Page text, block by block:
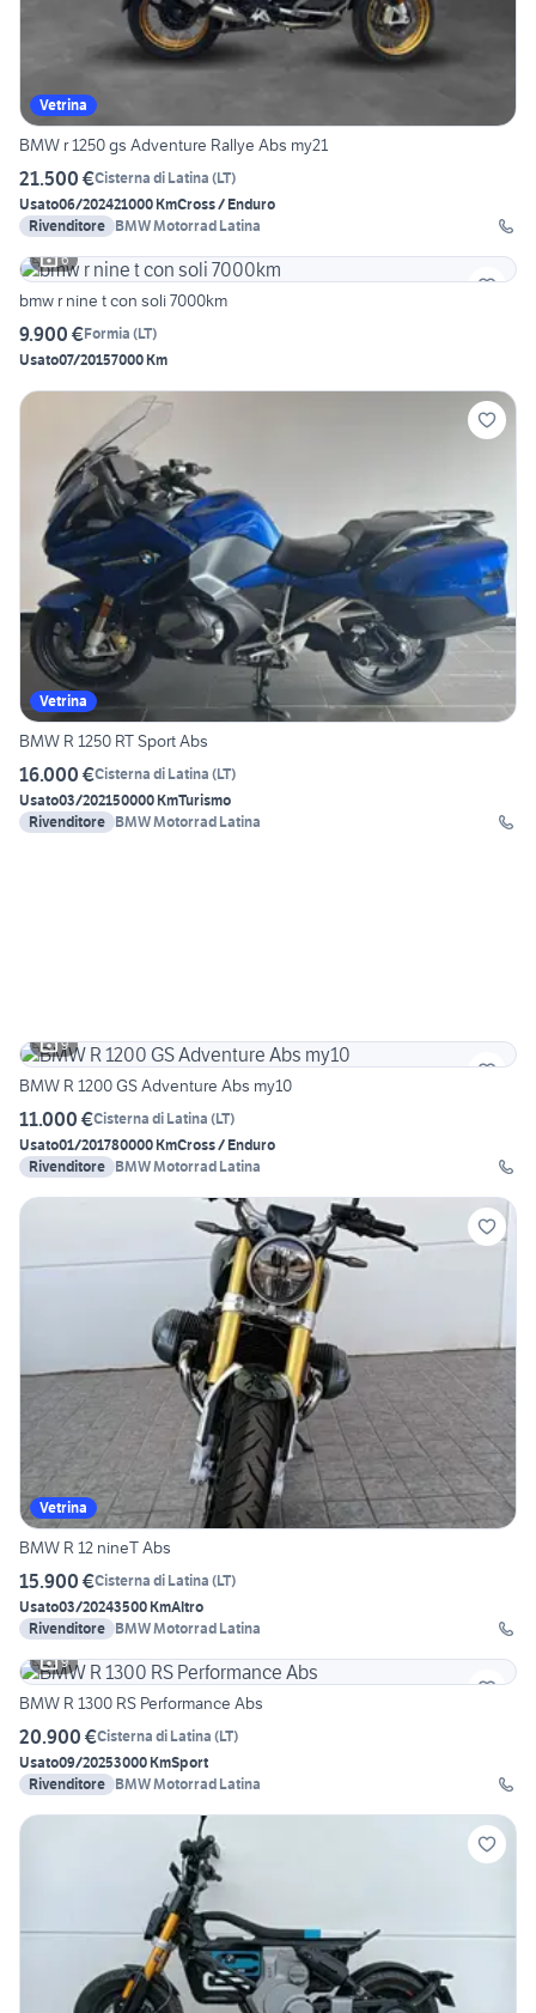
Vetrina
BMW r 1250 gs Adventure Rallye Abs my21
21.500 €Cisterna di Latina (LT)
Usato06/202421000 KmCross / Enduro
Rivenditore BMW Motorrad Latina
6
bmw r nine t con soli 7000km
9.900 €Formia (LT)
Usato07/20157000 Km
Vetrina
BMW R 1250 RT Sport Abs
16.000 €Cisterna di Latina (LT)
Usato03/202150000 KmTurismo
Rivenditore BMW Motorrad Latina
9
BMW R 1200 GS Adventure Abs my10
11.000 €Cisterna di Latina (LT)
Usato01/201780000 KmCross / Enduro
Rivenditore BMW Motorrad Latina
Vetrina
BMW R 12 nineT Abs
15.900 €Cisterna di Latina (LT)
Usato03/20243500 KmAltro
Rivenditore BMW Motorrad Latina
9
BMW R 1300 RS Performance Abs
20.900 €Cisterna di Latina (LT)
Usato09/20253000 KmSport
Rivenditore BMW Motorrad Latina